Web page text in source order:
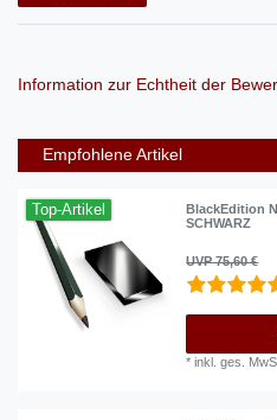
Information zur Echtheit der
Empfohlene Artikel
Top-Artikel
BlackEdition
SCHWARZ
UVP 75,60 €
*inkl. ges.